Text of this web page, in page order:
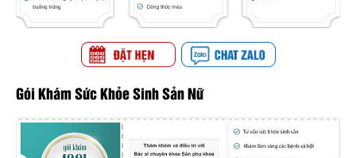
Gói Khám Sức Khỏe Sinh Sản Nữ